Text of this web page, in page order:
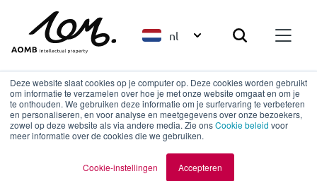
Deze website slaat cookies op je computer op. Deze cookies worden gebruikt
om informatie te verzamelen over hoe je met onze website omgaat en om je
te onthouden. We gebruiken deze informatie om je surfervaring te verbeteren
en personaliseren, en voor analyse en meetgegevens over onze bezoekers,
zowel op deze website als via andere media. Zie onsCookie beleid voor
meer informatie over de cookies die we gebruiken.
Cookie-instellingen Accepteren
nl
Terug naar overzicht
Het belang van een